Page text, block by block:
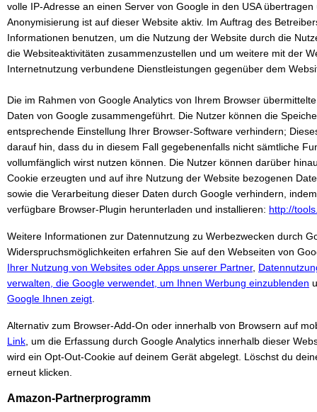
volle IP-Adresse an einen Server von Google in den USA
Anonymisierung ist auf dieser Website aktiv. Im Auftrag des
Informationen benutzen, um die Nutzung der Website durch die
die Websiteaktivitäten zusammenzustellen und um weitere mit der
Internetnutzung verbundene Dienstleistungen gegenüber dem
Die im Rahmen von Google Analytics von Ihrem Browser
Daten von Google zusammengeführt. Die Nutzer können die
entsprechende Einstellung Ihrer Browser-Software verhindern;
darauf hin, dass du in diesem Fall gegebenenfalls nicht sämtliche
vollumfänglich wirst nutzen können. Die Nutzer können darüber
Cookie erzeugten und auf ihre Nutzung der Website bezogenen
sowie die Verarbeitung dieser Daten durch Google verhindern,
verfügbare Browser-Plugin herunterladen und installieren: http://
Weitere Informationen zur Datennutzung zu Werbezwecken durch
Widerspruchsmöglichkeiten erfahren Sie auf den Webseiten von
Ihrer Nutzung von Websites oder Apps unserer Partner,
verwalten, die Google verwendet, um Ihnen Werbung einzublenden
Google Ihnen zeigt
Alternativ zum Browser-Add-On oder innerhalb von Browsern auf
Link , um die Erfassung durch Google Analytics innerhalb dieser
wird ein Opt-Out-Cookie auf deinem Gerät abgelegt. Löschst du
erneut klicken.
Amazon-Partnerprogramm